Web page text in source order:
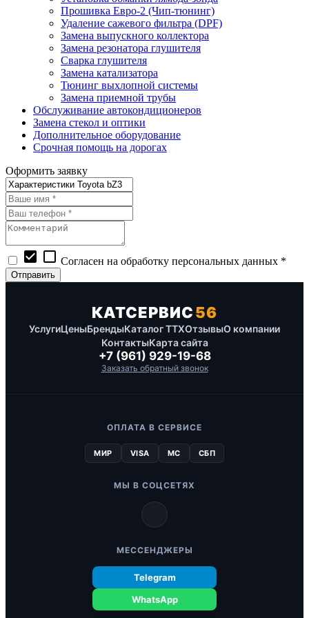
Прошивка Евро-2 (Чип-тюнинг)
Удаление сажевого фильтра (DPF)
Замена выпускного коллектора
Замена резонатора глушителя
Сварка глушителя
Замена катализатора
Тюнинг выхлопной системы
Замена приемной трубы
Обслуживание автокондиционеров
Замена стекол и оптики
Дополнительное оборудование
Срочная помощь на дорогах
Оформить заявку
check_box check_box_outline_blank Согласен на обработку персональных данных *
КАТСЕРВИС56
УслугиЦеныБрендыКаталог ТТХОтзывыО компании
КонтактыКарта сайта
+7 (961) 929-19-68
Заказать обратный звонок
ОПЛАТА В СЕРВИСЕ
МИР VISA MC СБП
МЫ В СОЦСЕТЯХ
МЕССЕНДЖЕРЫ
Telegram
WhatsApp